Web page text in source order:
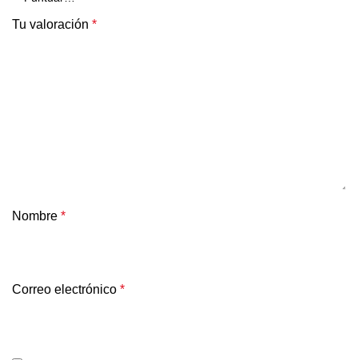
Tu valoración *
Nombre *
Correo electrónico *